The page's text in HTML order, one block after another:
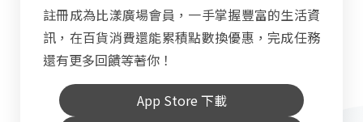
註冊成為比漾廣場會員，一手掌握豐富的生活資
訊，在百貨消費還能累積點數換優惠，完成任務
還有更多回饋等著你！
App Store 下載